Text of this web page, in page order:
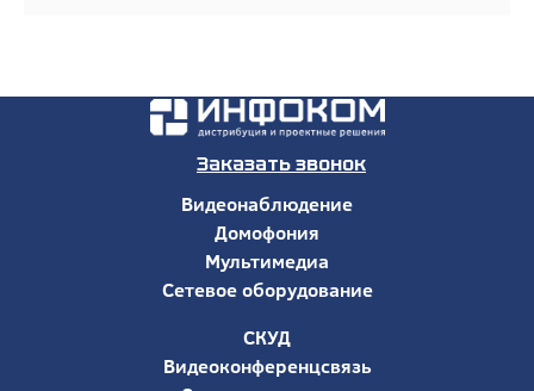
Заказать звонок
Видеонаблюдение
Домофония
Мультимедиа
Сетевое оборудование
СКУД
Видеоконференцсвязь